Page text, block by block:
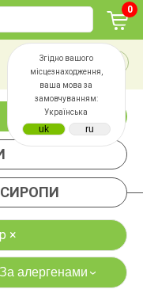
Згідно вашого
місцезнаходження,
ваша мова за
замовчуванням:
Українська
0
×
За алергенами›